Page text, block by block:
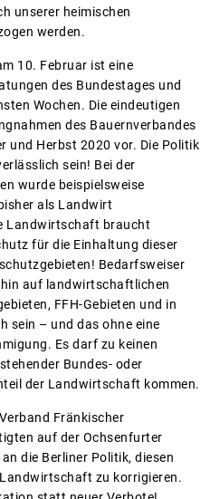
unserer heimischen
werden.
10. Februar ist eine
des Bundestages und
Wochen. Die eindeutigen
des Bauernverbandes
und Herbst 2020 vor. Die Politik
sein! Bei der
wurde beispielsweise
als Landwirt
Landwirtschaft braucht
für die Einhaltung dieser
Bedarfsweiser
auf landwirtschaftlichen
FFH-Gebieten und in
sein – und das ohne eine
Es darf zu keinen
Bundes- oder
der Landwirtschaft kommen.
Fränkischer
auf der Ochsenfurter
die Berliner Politik, diesen
zu korrigieren.